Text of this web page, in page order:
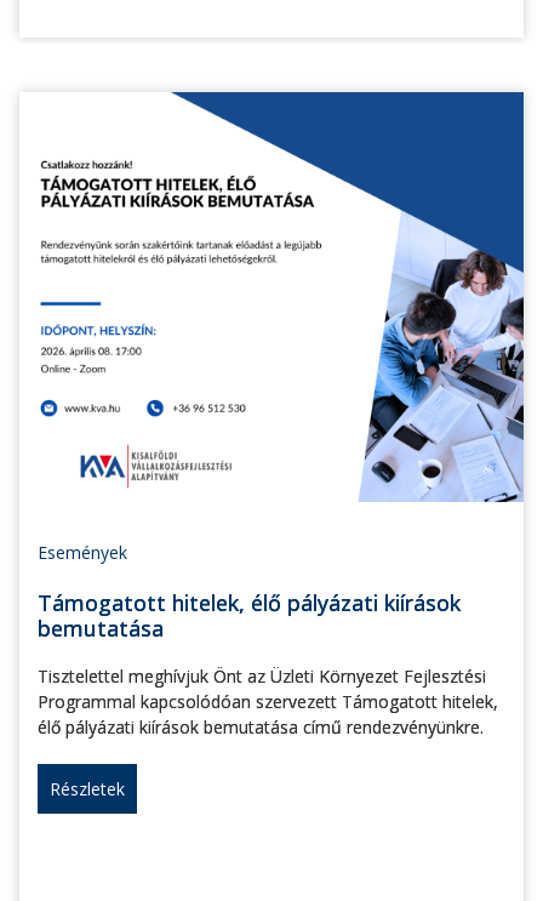
Események
Támogatott hitelek, élő pályázati kiírások
bemutatása
Tisztelettel meghívjuk Önt az Üzleti Környezet Fejlesztési
Programmal kapcsolódóan szervezett Támogatott hitelek,
élő pályázati kiírások bemutatása című rendezvényünkre.
Részletek